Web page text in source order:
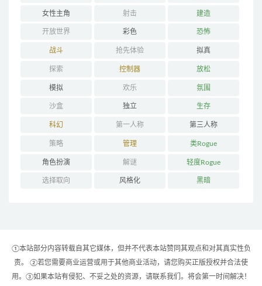
女性主角 射击 建造
开放世界 彩色 恐怖
战斗 抢先体验 拟真
探索 控制器 放松
模拟 欢乐 氛围
沙盒 独立 生存
科幻 第一人称 第三人称
策略 管理 类Rogue
角色扮演 解谜 轻度Rogue
选择取向 风格化 黑暗
①本站部分内容转载自其它媒体，但并不代表本站赞同其观点和对其真实性负
责。 ②若您需要商业运营或用于其他商业活动，请您购买正版授权并合法使
用。③如果本站有侵犯、不妥之处的资源，请联系我们。将会第一时间解决！